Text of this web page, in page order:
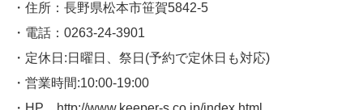
・住所： 長野県松本市笹賀5842-5
・電話： 0263-24-3901
・定休日:日曜日、祭日(予約で定休日も対応)
・営業時間:10:00-19:00